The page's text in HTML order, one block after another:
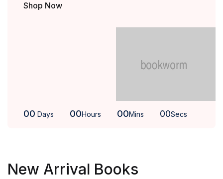
Shop Now
00 Days 00Hours 00Mins 00Secs
New Arrival Books